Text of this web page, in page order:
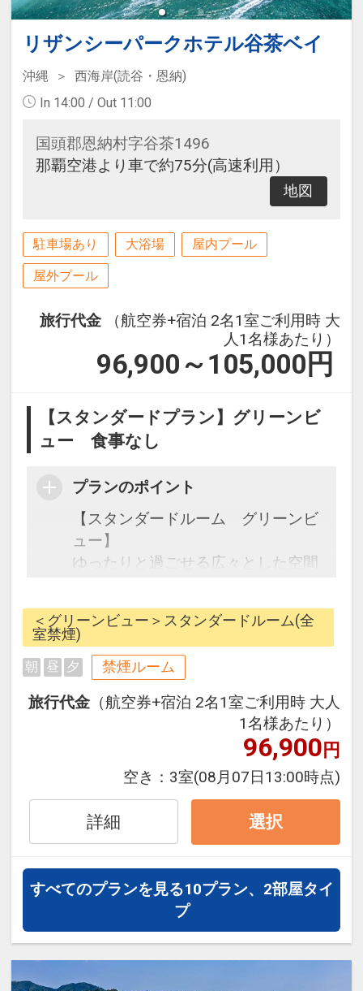
リザンシーパークホテル谷茶ベイ
沖縄
西海岸(読谷・恩納)
In 14:00 / Out 11:00
国頭郡恩納村字谷茶1496
那覇空港より車で約75分(高速利用）
地図
駐車場あり 大浴場 屋内プール
屋外プール
旅行代金
（航空券+宿泊 2名1室ご利用時 大
人1名様あたり）
96,900～105,000 円
【スタンダードプラン】グリーンビ
ュー 食事なし
プランのポイント
【スタンダードルーム グリーンビ
ュー】
ゆったりと過ごせる広々とした空間
※幼児（３歳～５歳）のお子様を対
象に幼児施設使用料を設定し、朝
食・昼食・夕食（おとなの方のお食
事バイキングと同席に限る）やお子
様用スリッパをご用意しておりま
■幼児３歳～５歳（未就学児）幼児
施設使用料※おひとり/１泊あたり/
￥2,200円（税込） 全宿泊日 ※
現地にてお支払下さい。
★ホテルからのおもてなし★
・朝食券をランチバイキングへ変更
・朝食券2枚で夕食バイキング変更
可。
＜グリーンビュー＞スタンダードルーム(全
室禁煙)
朝 昼 夕 禁煙ルーム
旅行代金 （航空券+宿泊 2名1室ご利用時 大人
1名様あたり）
96,900円
空き： 3室(08月07日13:00時点)
詳細 選択
すべてのプランを見る10プラン、2部屋タイ
プ